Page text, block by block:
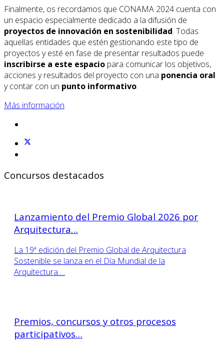
Finalmente, os recordamos que CONAMA 2024 cuenta con
un espacio especialmente dedicado a la difusión de
proyectos de innovación en sostenibilidad. Todas
aquellas entidades que estén gestionando este tipo de
proyectos y esté en fase de presentar resultados puede
inscribirse a este espacio para comunicar los objetivos,
acciones y resultados del proyecto con una ponencia oral
y contar con un punto informativo.
Más información
Concursos destacados
Lanzamiento del Premio Global 2026 por
Arquitectura…
La 19ª edición del Premio Global de Arquitectura
Sostenible se lanza en el Día Mundial de la
Arquitectura.…
Premios, concursos y otros procesos
participativos…